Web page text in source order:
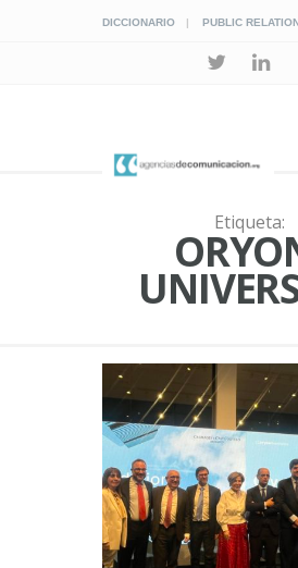
DICCIONARIO PUBLIC
Etiqueta: